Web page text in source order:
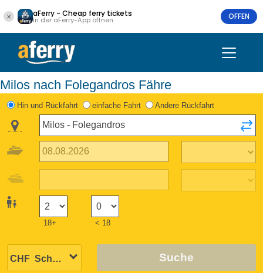
aFerry - Cheap ferry tickets
In der aFerry-App öffnen OFFEN
Milos nach Folegandros Fähre
Hin und Rückfahrt einfache Fahrt Andere Rückfahrt
18+ < 18
Suche